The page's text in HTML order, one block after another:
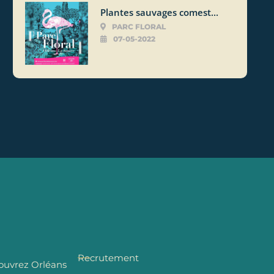
Plantes sauvages comest...
PARC FLORAL
07-05-2022
Orléans
Recrutement